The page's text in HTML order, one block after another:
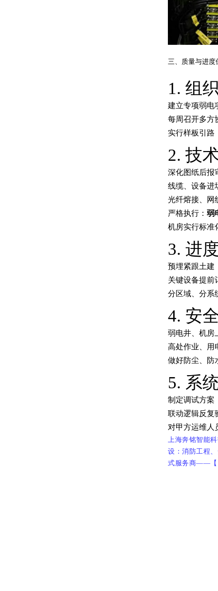
三、质量与进度
1. 组
建立专项弱电
每周召开多方
实行样板引路
2. 技
深化图纸后报
线缆、设备进
光纤熔接、网
严格执行： 弱
机房实行标准
3. 进
预埋紧跟土建
关键设备提前
分区域、分系
4. 安
弱电井、机房
高处作业、用
做好防尘、防
5. 系
制定调试方案
联动逻辑反复
对甲方运维人
上海奔铭智能
设：消防工程
式服务商——【